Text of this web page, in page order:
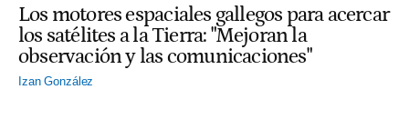
Los motores espaciales gallegos para acercar
los satélites a la Tierra: "Mejoran la
observación y las comunicaciones"
Izan González